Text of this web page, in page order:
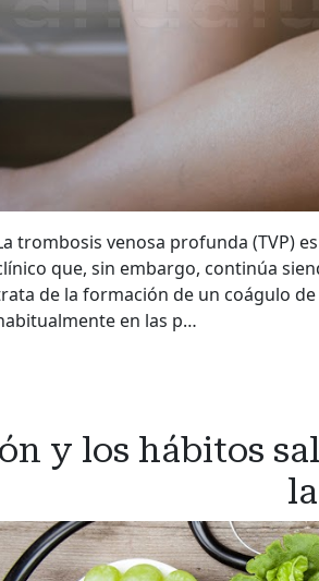
trombosis venosa profunda (TVP)
que, sin embargo, continúa
de la formación de un coágulo
en las p…
y los hábitos